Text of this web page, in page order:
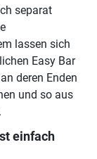
separat
lassen sich
Easy Bar
deren Enden
und so aus
einfach